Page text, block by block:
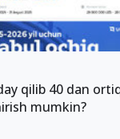
qilib 40 dan
mumkin?